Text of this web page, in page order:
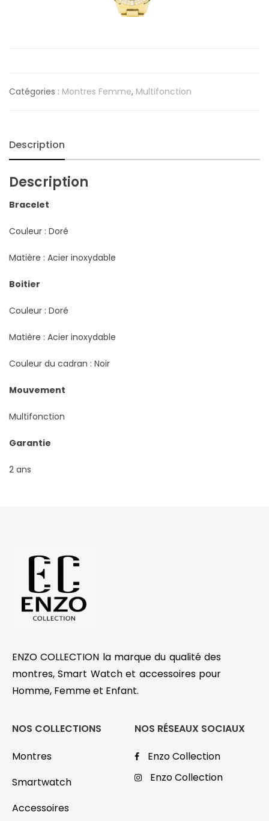
Catégories : Montres Femme, Multifonction
Description
Description
Bracelet
Couleur : Doré
Matière : Acier inoxydable
Boitier
Couleur : Doré
Matière : Acier inoxydable
Couleur du cadran : Noir
Mouvement
Multifonction
Garantie
2 ans
ENZO COLLECTION la marque du qualité des
montres, Smart Watch et accessoires pour
Homme, Femme et Enfant.
NOS COLLECTIONS
Montres
Smartwatch
Accessoires
NOS RÉSEAUX SOCIAUX
Enzo Collection
Enzo Collection